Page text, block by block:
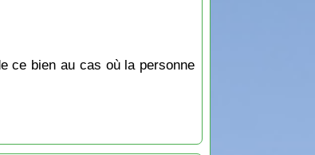
ce bien au cas où la personne